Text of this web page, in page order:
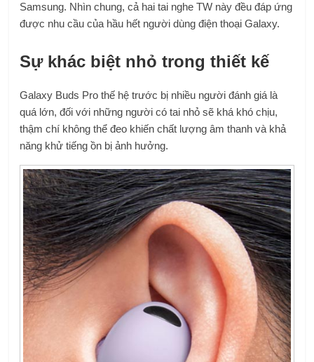
Samsung. Nhìn chung, cả hai tai nghe TW này đều đáp ứng
được nhu cầu của hầu hết người dùng điện thoại Galaxy.
Sự khác biệt nhỏ trong thiết kế
Galaxy Buds Pro thế hệ trước bị nhiều người đánh giá là
quá lớn, đối với những người có tai nhỏ sẽ khá khó chịu,
thậm chí không thể đeo khiến chất lượng âm thanh và khả
năng khử tiếng ồn bị ảnh hưởng.